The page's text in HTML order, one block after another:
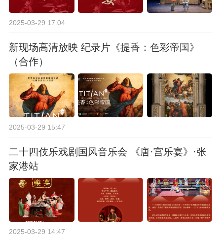
2025-03-29 17:04
新现场高清放映 纪录片《提香：色彩帝国》
（合作）
2025-03-29 15:47
二十四伎乐戏剧国风音乐会 《唐·宫乐宴》·张
家港站
2025-03-29 14:47